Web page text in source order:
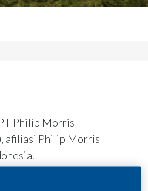
Philip Morris
afiliasi Philip Morris